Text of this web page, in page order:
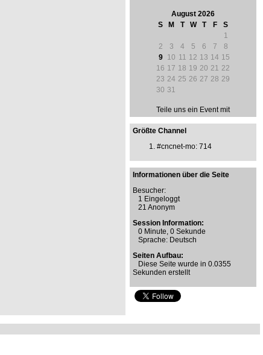
August 2026
S
M T W T F
S
1
2
3 4 5 6 7
8
9
10 11 12 13 14 15
16 17 18 19 20 21 22
23 24 25 26 27 28 29
30 31
Teile uns ein Event mit
Größte Channel
#cncnet-mo: 714
Informationen über die Seite
Besucher:
1 Eingeloggt
21 Anonym
Session Information:
0 Minute, 0 Sekunde
Sprache: Deutsch
Seiten Aufbau:
Diese Seite wurde in 0.0355
Sekunden erstellt